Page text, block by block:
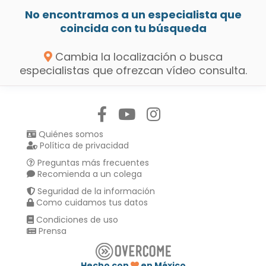
No encontramos a un especialista que
coincida con tu búsqueda
Cambia la localización o busca
especialistas que ofrezcan vídeo consulta.
Quiénes somos
Política de privacidad
Preguntas más frecuentes
Recomienda a un colega
Seguridad de la información
Como cuidamos tus datos
Condiciones de uso
Prensa